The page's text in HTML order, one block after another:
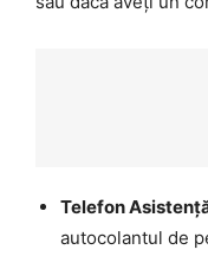
Telefon
autocolantul de